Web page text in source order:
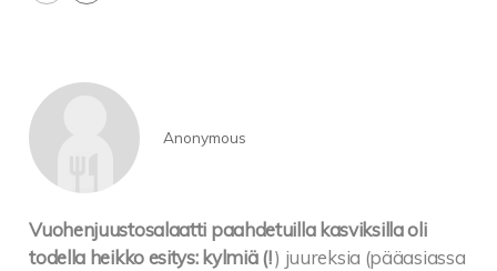
Anonymous
Vuohenjuustosalaatti paahdetuilla kasviksilla oli
todella heikko esitys: kylmiä (!) juureksia (pääasiassa